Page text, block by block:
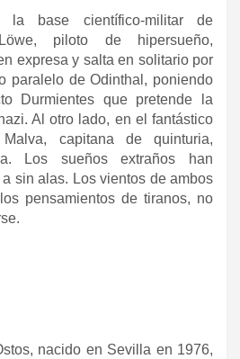
la base científico-militar de
piloto de hipersueño,
expresa y salta en solitario por
paralelo de Odinthal, poniendo
Durmientes que pretende la
Al otro lado, en el fantástico
capitana de quinturia,
Los sueños extraños han
sin alas. Los vientos de ambos
pensamientos de tiranos, no
nacido en Sevilla en 1976,